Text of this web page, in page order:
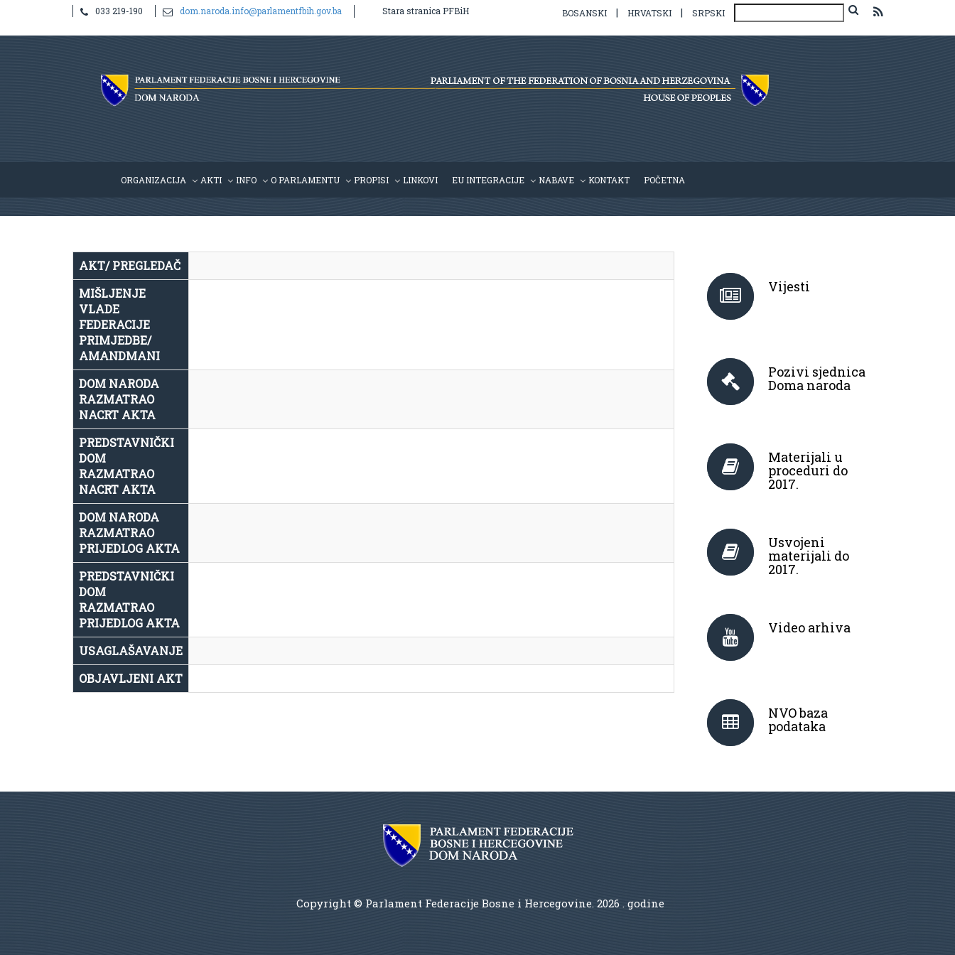
: Undefined index: idHR in/home/parlame2/public_html/v2/hr/propis.php
033 219-190 dom.naroda.info@parlamentfbih.gov.ba Stara stranica PFBiH BOSANSKI | HRVATSKI | SRPSKI
ORGANIZACIJA AKTI INFO O PARLAMENTU PROPISI LINKOVI EU INTEGRACIJE NABAVE KONTAKT POČETNA
AKT/ PREGLEDAČ
MIŠLJENJE
VLADE
FEDERACIJE
PRIMJEDBE/
AMANDMANI
DOM NARODA
RAZMATRAO
NACRT AKTA
PREDSTAVNIČKI
DOM
RAZMATRAO
NACRT AKTA
DOM NARODA
RAZMATRAO
PRIJEDLOG AKTA
PREDSTAVNIČKI
DOM
RAZMATRAO
PRIJEDLOG AKTA
USAGLAŠAVANJE
OBJAVLJENI AKT
Vijesti
Pozivi sjednica
Doma naroda
Materijali u
proceduri do
2017.
Usvojeni
materijali do
2017.
Video arhiva
NVO baza
podataka
Copyright © Parlament Federacije Bosne i Hercegovine. 2026 . godine